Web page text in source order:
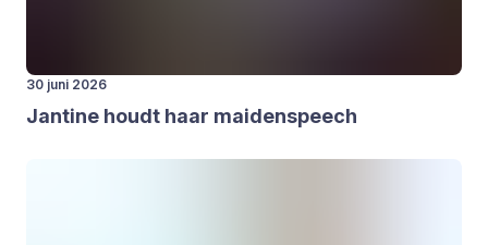
30 juni 2026
Jan­ti­ne houdt haar mai­den­speech